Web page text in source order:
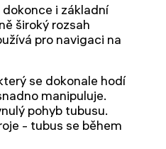
i základní
široký rozsah
pro navigaci na
se dokonale hodí
manipuluje.
pohyb tubusu.
- tubus se během